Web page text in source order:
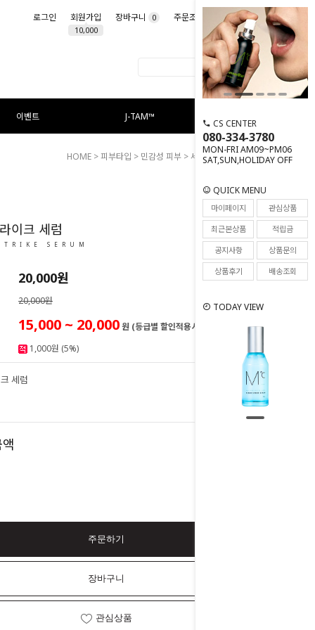
로그인 회원가입
10,000
장바구니 0 주문조회 마이페이지
이벤트 J-TAM™
CS CENTER
080-334-3780
MON-FRI AM09~PM06
SAT,SUN,HOLIDAY OFF
QUICK MENU
마이페이지
관심상품
최근본상품
적립금
공지사항
상품문의
상품후기
배송조회
TODAY VIEW
HOME >피부타입 > 민감성 피부 > 세붐 스트라이크 세럼
74
이크 세럼
SERUM
20,000원
20,000원
15,000 ~ 20,000원 (등급별 할인적용시)
1,000원 (5%)
세럼
20,000원
주문하기
장바구니
관심상품